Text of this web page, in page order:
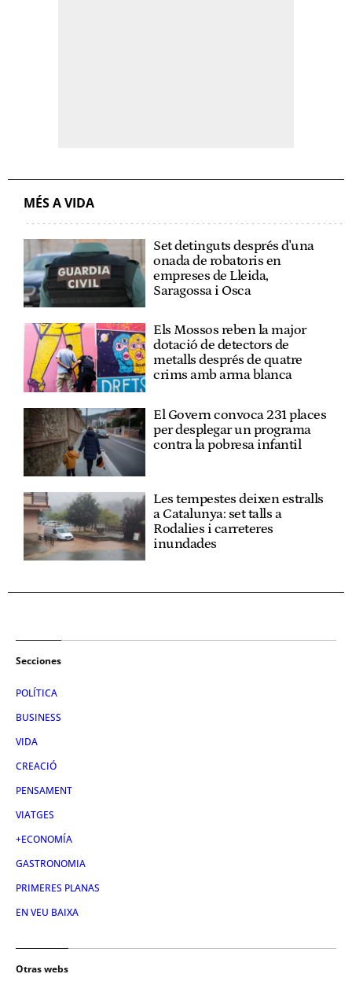
MÉS A VIDA
Set detinguts després d'una
onada de robatoris en
empreses de Lleida,
Saragossa i Osca
Els Mossos reben la major
dotació de detectors de
metalls després de quatre
crims amb arma blanca
El Govern convoca 231 places
per desplegar un programa
contra la pobresa infantil
Les tempestes deixen estralls
a Catalunya: set talls a
Rodalies i carreteres
inundades
Secciones
POLÍTICA
BUSINESS
VIDA
CREACIÓ
PENSAMENT
VIATGES
+ECONOMÍA
GASTRONOMIA
PRIMERES PLANAS
EN VEU BAIXA
Otras webs